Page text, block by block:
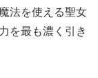
法を使える聖女
を最も濃く引き